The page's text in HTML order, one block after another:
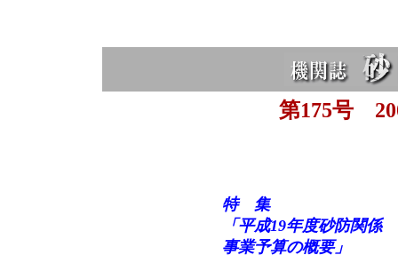
第175号
特 集
「平成19年度砂防関係
事業予算の概要」